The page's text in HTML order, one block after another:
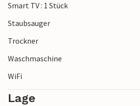
Smart TV : 1 Stück
Staubsauger
Trockner
Waschmaschine
WiFi
Lage